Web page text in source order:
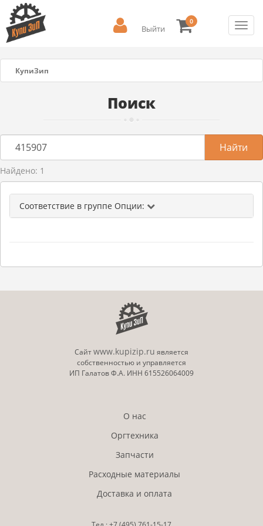
Выйти
0
КупиЗип
Поиск
Найдено: 1
Соответствие в группе Опции:
Сайтwww.kupizip.ru является
собственностью и управляется
ИП Галатов Ф.А. ИНН 615526064009
О нас
Оргтехника
Запчасти
Расходные материалы
Доставка и оплата